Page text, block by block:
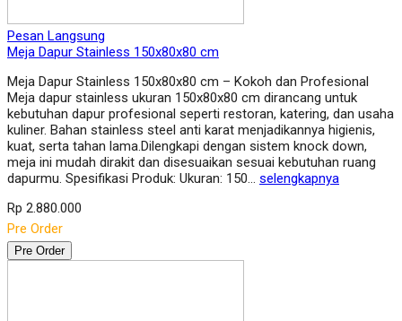
Pesan Langsung
Meja Dapur Stainless 150x80x80 cm
Meja Dapur Stainless 150x80x80 cm – Kokoh dan Profesional
Meja dapur stainless ukuran 150x80x80 cm dirancang untuk
kebutuhan dapur profesional seperti restoran, katering, dan usaha
kuliner. Bahan stainless steel anti karat menjadikannya higienis,
kuat, serta tahan lama.Dilengkapi dengan sistem knock down,
meja ini mudah dirakit dan disesuaikan sesuai kebutuhan ruang
dapurmu. Spesifikasi Produk: Ukuran: 150… selengkapnya
Rp 2.880.000
Pre Order
Pre Order